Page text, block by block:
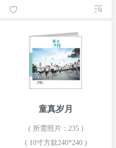
童真岁月
( 所需照片：235 )
( 10寸方款240*240 )